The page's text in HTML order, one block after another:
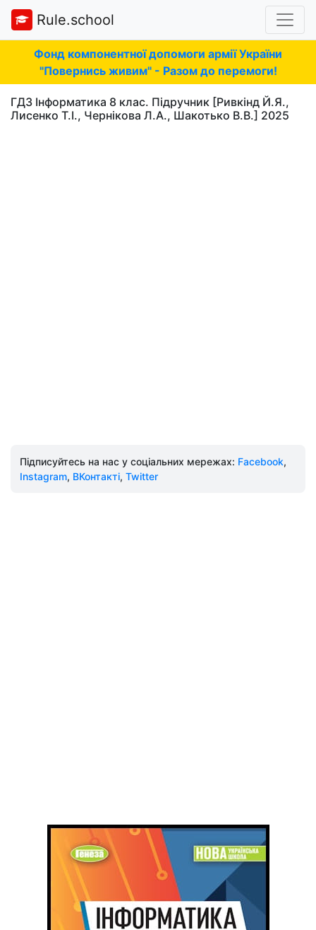
Rule.school
Фонд компонентної допомоги армії України
"Повернись живим" - Разом до перемоги!
ГДЗ Інформатика 8 клас. Підручник [Ривкінд Й.Я.,
Лисенко Т.І., Чернікова Л.А., Шакотько В.В.] 2025
Підписуйтесь на нас у соціальних мережах: Facebook,
Instagram, ВКонтакті, Twitter